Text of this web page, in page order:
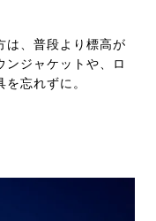
は、普段より標高が
ンジャケットや、ロ
忘れずに。